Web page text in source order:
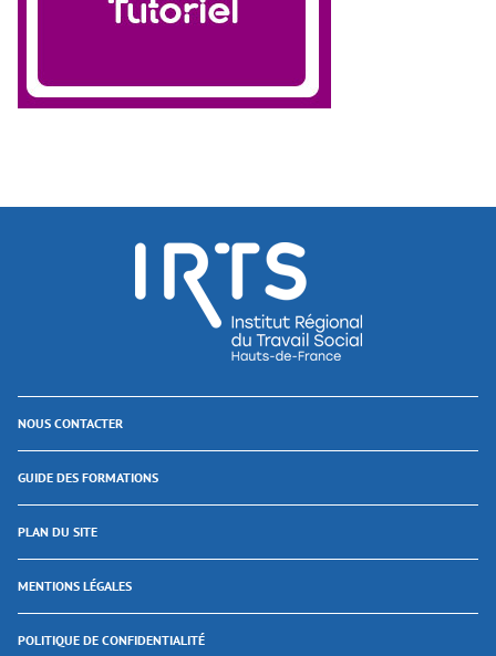
NOUS CONTACTER
GUIDE DES FORMATIONS
PLAN DU SITE
MENTIONS LÉGALES
POLITIQUE DE CONFIDENTIALITÉ